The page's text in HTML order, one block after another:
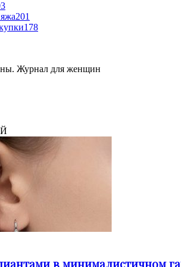
201
178
Журнал для женщин
в минималистичном